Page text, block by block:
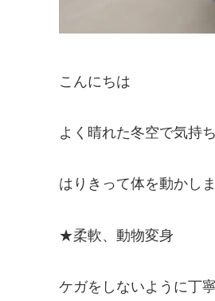
こんにちは
よく晴れた冬空で気持
はりきって体を動かし
★柔軟、動物変身
ケガをしないように丁